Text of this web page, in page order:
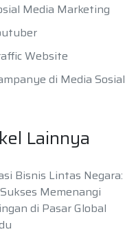
Media Marketing
Website
di Media Sosial
Lainnya
Bisnis Lintas Negara:
Memenangi
di Pasar Global